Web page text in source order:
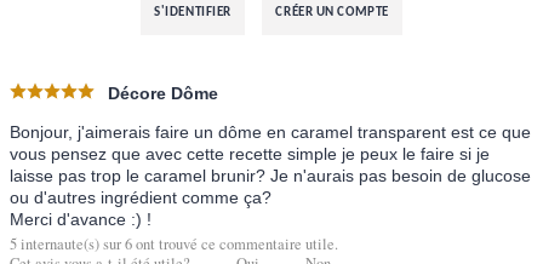
S'IDENTIFIER CRÉER UN COMPTE
Décore Dôme
Bonjour, j'aimerais faire un dôme en caramel transparent est ce que
vous pensez que avec cette recette simple je peux le faire si je
laisse pas trop le caramel brunir? Je n'aurais pas besoin de glucose
ou d'autres ingrédient comme ça?
Merci d'avance :) !
5internaute(s) sur6ont trouvé ce commentaire utile.